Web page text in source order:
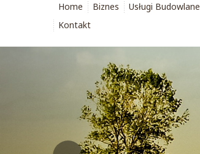
Home Biznes Usługi Budowlane
Kontakt